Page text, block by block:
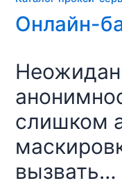
Онлайн-
слишком
вызвать…